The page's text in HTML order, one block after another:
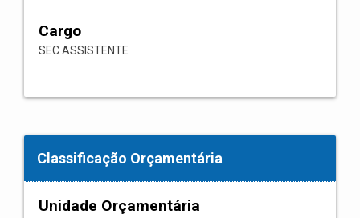
Cargo
SEC ASSISTENTE
Classificação Orçamentária
Unidade Orçamentária